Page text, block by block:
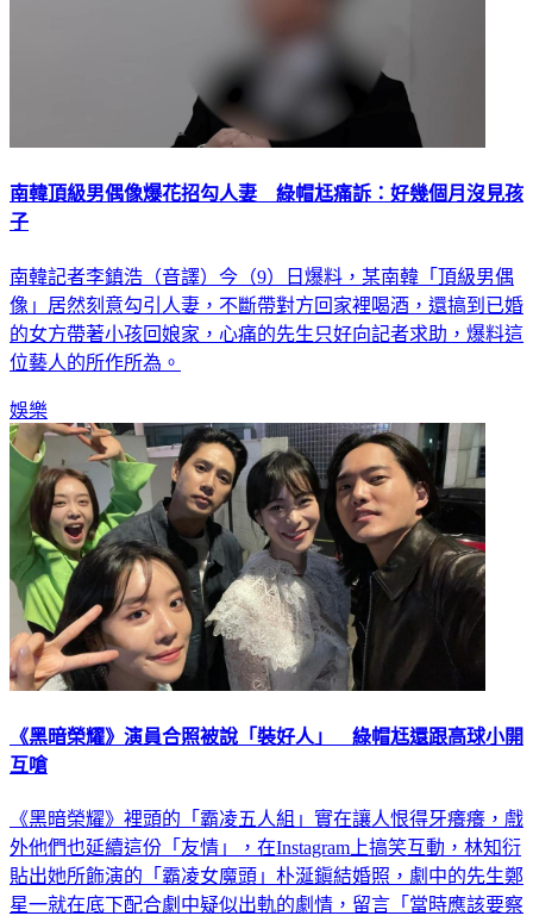
南韓頂級男偶像爆花招勾人妻 綠帽尪痛訴：好幾個月沒見孩
子
南韓記者李鎮浩（音譯）今（9）日爆料，某南韓「頂級男偶
像」居然刻意勾引人妻，不斷帶對方回家裡喝酒，還搞到已婚
的女方帶著小孩回娘家，心痛的先生只好向記者求助，爆料這
位藝人的所作所為。
娛樂
《黑暗榮耀》演員合照被說「裝好人」 綠帽尪還跟高球小開
互嗆
《黑暗榮耀》裡頭的「霸凌五人組」實在讓人恨得牙癢癢，戲
外他們也延續這份「友情」，在Instagram上搞笑互動，林知衍
貼出她所飾演的「霸凌女魔頭」朴涎鎭結婚照，劇中的先生鄭
星一就在底下配合劇中疑似出軌的劇情，留言「當時應該要察